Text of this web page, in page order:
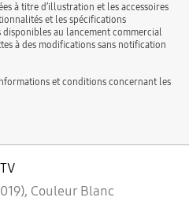
à titre d’illustration et les accessoires
et les spécifications
au lancement commercial
à des modifications sans notification
et conditions concernant les
Couleur Blanc